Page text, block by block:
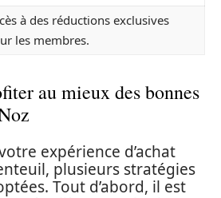
à des réductions exclusives
les membres.
au mieux des bonnes
expérience d’achat
plusieurs stratégies
Tout d’abord, il est